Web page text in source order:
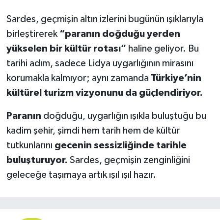
Sardes, geçmişin altın izlerini bugünün ışıklarıyla
birleştirerek “paranın doğduğu yerden
yükselen bir kültür rotası” haline geliyor. Bu
tarihi adım, sadece Lidya uygarlığının mirasını
korumakla kalmıyor; aynı zamanda Türkiye’nin
kültürel turizm vizyonunu da güçlendiriyor.
Paranın doğduğu, uygarlığın ışıkla buluştuğu bu
kadim şehir, şimdi hem tarih hem de kültür
tutkunlarını gecenin sessizliğinde tarihle
buluşturuyor. Sardes, geçmişin zenginliğini
geleceğe taşımaya artık ışıl ışıl hazır.